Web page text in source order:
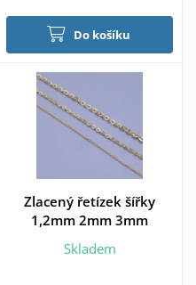
Do košíku
Zlacený řetízek šířky
1,2mm 2mm 3mm
Skladem